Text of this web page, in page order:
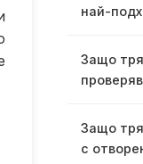
най-
Защо
Защо
с